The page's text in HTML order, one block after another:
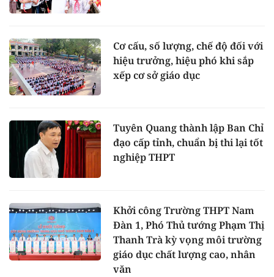
Cơ cấu, số lượng, chế độ đối với
hiệu trưởng, hiệu phó khi sắp
xếp cơ sở giáo dục
Tuyên Quang thành lập Ban Chỉ
đạo cấp tỉnh, chuẩn bị thi lại tốt
nghiệp THPT
Khởi công Trường THPT Nam
Đàn 1, Phó Thủ tướng Phạm Thị
Thanh Trà kỳ vọng môi trường
giáo dục chất lượng cao, nhân
văn